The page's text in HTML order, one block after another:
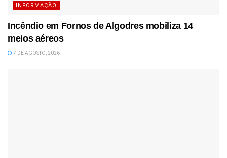
INFORMAÇÃO
Incêndio em Fornos de Algodres mobiliza 14
meios aéreos
7 DE AGOSTO, 2026